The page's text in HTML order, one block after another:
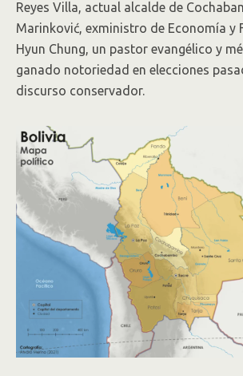
Reyes Villa, actual alcalde de
Marinković, exministro de Economía y
Hyun Chung, un pastor evangélico y
ganado notoriedad en elecciones
discurso conservador.